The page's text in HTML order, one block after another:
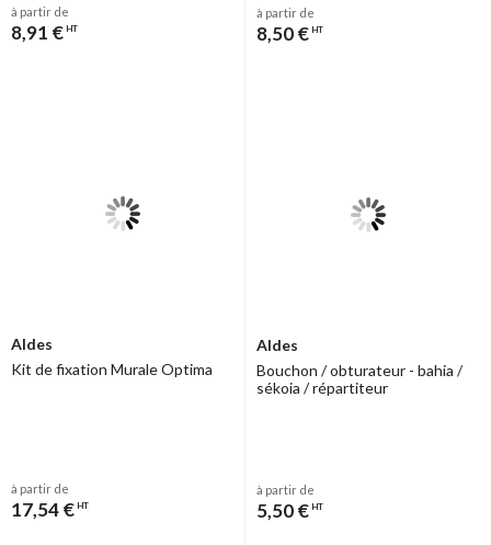
à partir de
8,91 € HT
à partir de
8,50 € HT
Aldes
Kit de fixation Murale Optima
à partir de
17,54 € HT
Aldes
Bouchon / obturateur - bahia /
sékoia / répartiteur
à partir de
5,50 € HT